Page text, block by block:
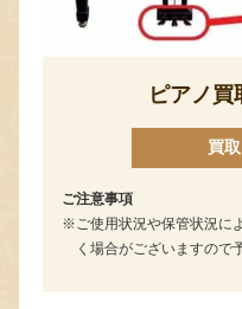
ピアノ買
買
ご注意事項
ご使用状況や保管状況に
く場合がございますので